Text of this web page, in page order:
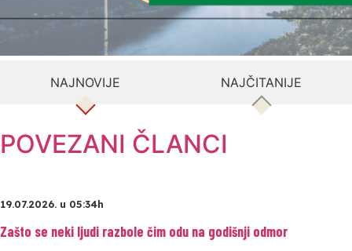
NAJNOVIJE NAJČITANIJE
POVEZANI ČLANCI
19.07.2026. u 05:34h
Zašto se neki ljudi razbole čim odu na godišnji odmor